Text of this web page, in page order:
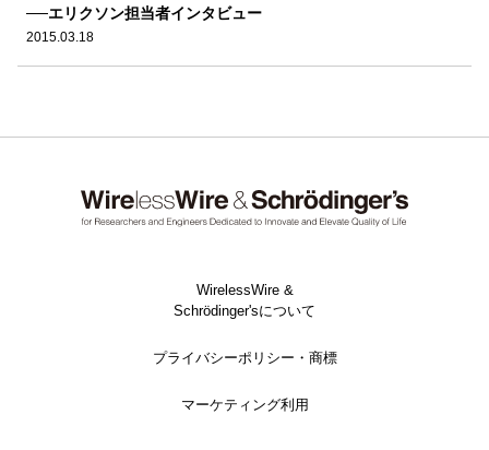
──エリクソン担当者インタビュー
2015.03.18
WirelessWire &
Schrödinger'sについて
プライバシーポリシー・商標
マーケティング利用